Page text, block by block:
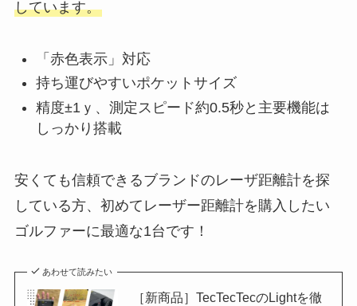
しています。
「赤色表示」対応
持ち運びやすいポケットサイズ
精度±1ｙ、測定スピード約0.5秒と主要機能は
しっかり搭載
安くても信頼できるブランドのレーザ距離計を探
している方、初めてレーザー距離計を購入したい
ゴルファーに最適な1台です！
あわせて読みたい
［新商品］TecTecTecのLightを徹